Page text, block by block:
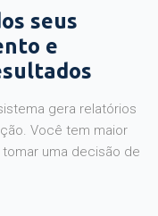
seus
e
gera relatórios
Você tem maior
uma decisão de